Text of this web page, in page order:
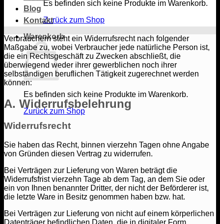
Es befinden sich keine Produkte im Warenkorb.
Zurück zum Shop
Warenkorb
Es befinden sich keine Produkte im Warenkorb.
Zurück zum Shop
Blog
Kontakt
Verbrauchern steht ein Widerrufsrecht nach folgender
Maßgabe zu, wobei Verbraucher jede natürliche Person ist,
die ein Rechtsgeschäft zu Zwecken abschließt, die
überwiegend weder ihrer gewerblichen noch ihrer
selbständigen beruflichen Tätigkeit zugerechnet werden
können:
A. Widerrufsbelehrung
Widerrufsrecht
Sie haben das Recht, binnen vierzehn Tagen ohne Angabe
von Gründen diesen Vertrag zu widerrufen.
Bei Verträgen zur Lieferung von Waren beträgt die
Widerrufsfrist vierzehn Tage ab dem Tag, an dem Sie oder
ein von Ihnen benannter Dritter, der nicht der Beförderer ist,
die letzte Ware in Besitz genommen haben bzw. hat.
Bei Verträgen zur Lieferung von nicht auf einem körperlichen
Datenträger befindlichen Daten, die in digitaler Form